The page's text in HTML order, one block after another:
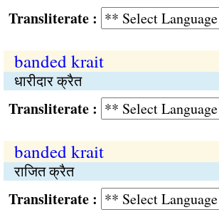
:
banded krait
धारीदार क्रैत
:
banded krait
राजित क्रैत
: